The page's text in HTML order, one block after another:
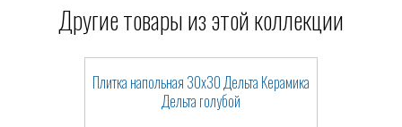
Другие товары из этой коллекции
Плитка напольная 30x30 Дельта Керамика
Дельта голубой